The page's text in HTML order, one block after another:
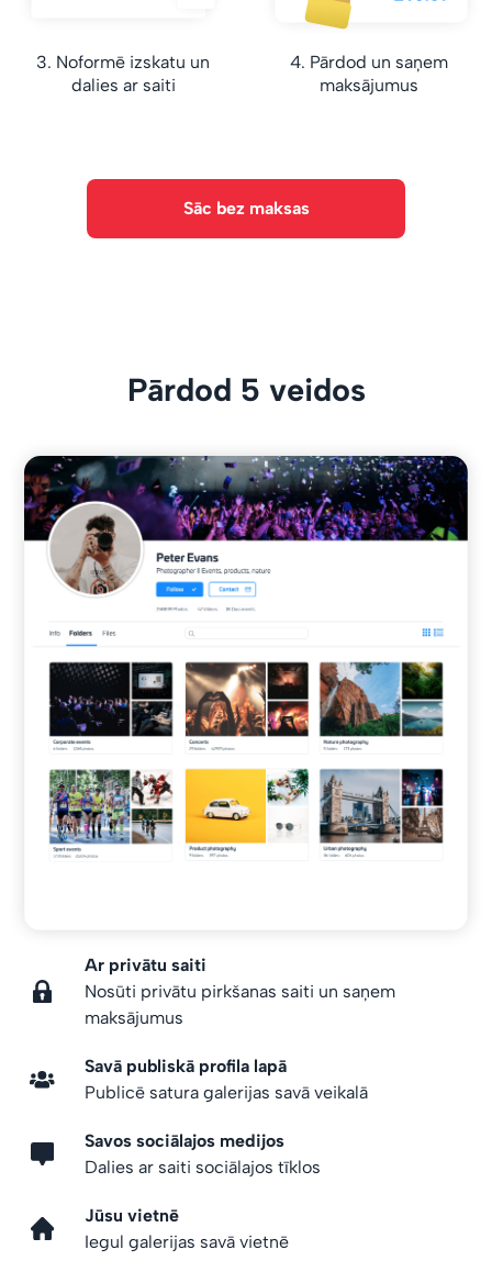
3. Noformē izskatu un
dalies ar saiti
4. Pārdod un saņem
maksājumus
Sāc bez maksas
Pārdod 5 veidos
Ar privātu saiti
Nosūti privātu pirkšanas saiti un saņem
maksājumus
Savā publiskā profila lapā
Publicē satura galerijas savā veikalā
Savos sociālajos medijos
Dalies ar saiti sociālajos tīklos
Jūsu vietnē
Iegul galerijas savā vietnē